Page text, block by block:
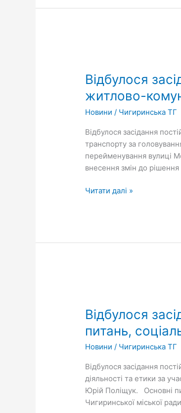
Відбулося
житлово-
Новини / Чигиринська ТГ
Відбулося засідання
транспорту за
перейменування вулиці
внесення змін до рішення
постійної
комісії
з
питань
власності,
житлово-
комунального
господарства,
та
Читати далі »
Відбулося
питань,
Новини / Чигиринська ТГ
Відбулося засідання
діяльності та етики за
Юрій Поліщук. Основні
Чигиринської міської
постійної
комісії
міської
ради
соціально-
гуманітарних
питань,
соціального